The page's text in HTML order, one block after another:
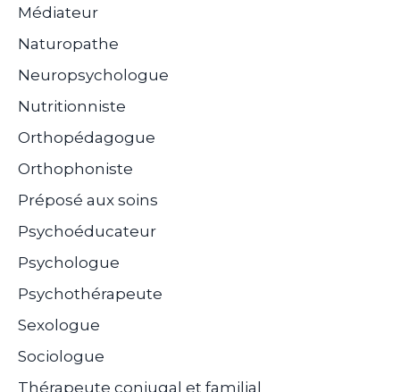
Médiateur
Naturopathe
Neuropsychologue
Nutritionniste
Orthopédagogue
Orthophoniste
Préposé aux soins
Psychoéducateur
Psychologue
Psychothérapeute
Sexologue
Sociologue
Thérapeute conjugal et familial